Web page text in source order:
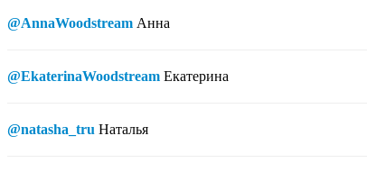
@AnnaWoodstream Анна
@EkaterinaWoodstream Екатерина
@natasha_tru Наталья